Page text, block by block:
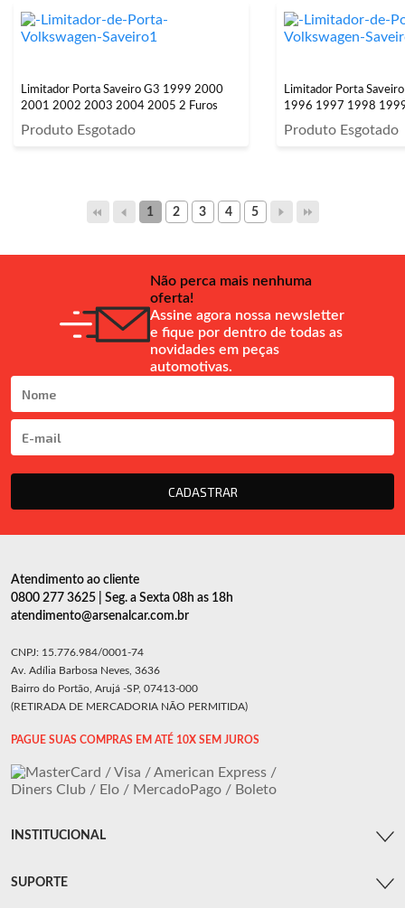
Limitador Porta Saveiro G3 1999 2000
2001 2002 2003 2004 2005 2 Furos
Produto Esgotado
Limitador Porta
1996 1997 1998
Produto Esgotado
1 2 3 4 5
Não perca mais nenhuma
oferta!
Assine agora nossa newsletter
e fique por dentro de todas as
novidades em peças
automotivas.
CADASTRAR
Atendimento ao cliente
0800 277 3625 | Seg. a Sexta 08h as 18h
atendimento@arsenalcar.com.br
CNPJ: 15.776.984/0001-74
Av. Adília Barbosa Neves, 3636
Bairro do Portão, Arujá -SP, 07413-000
(RETIRADA DE MERCADORIA NÃO PERMITIDA)
PAGUE SUAS COMPRAS EM ATÉ 10X SEM JUROS
INSTITUCIONAL
SUPORTE